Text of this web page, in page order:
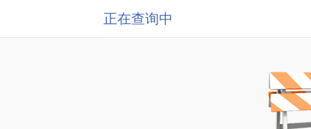
正在查询中